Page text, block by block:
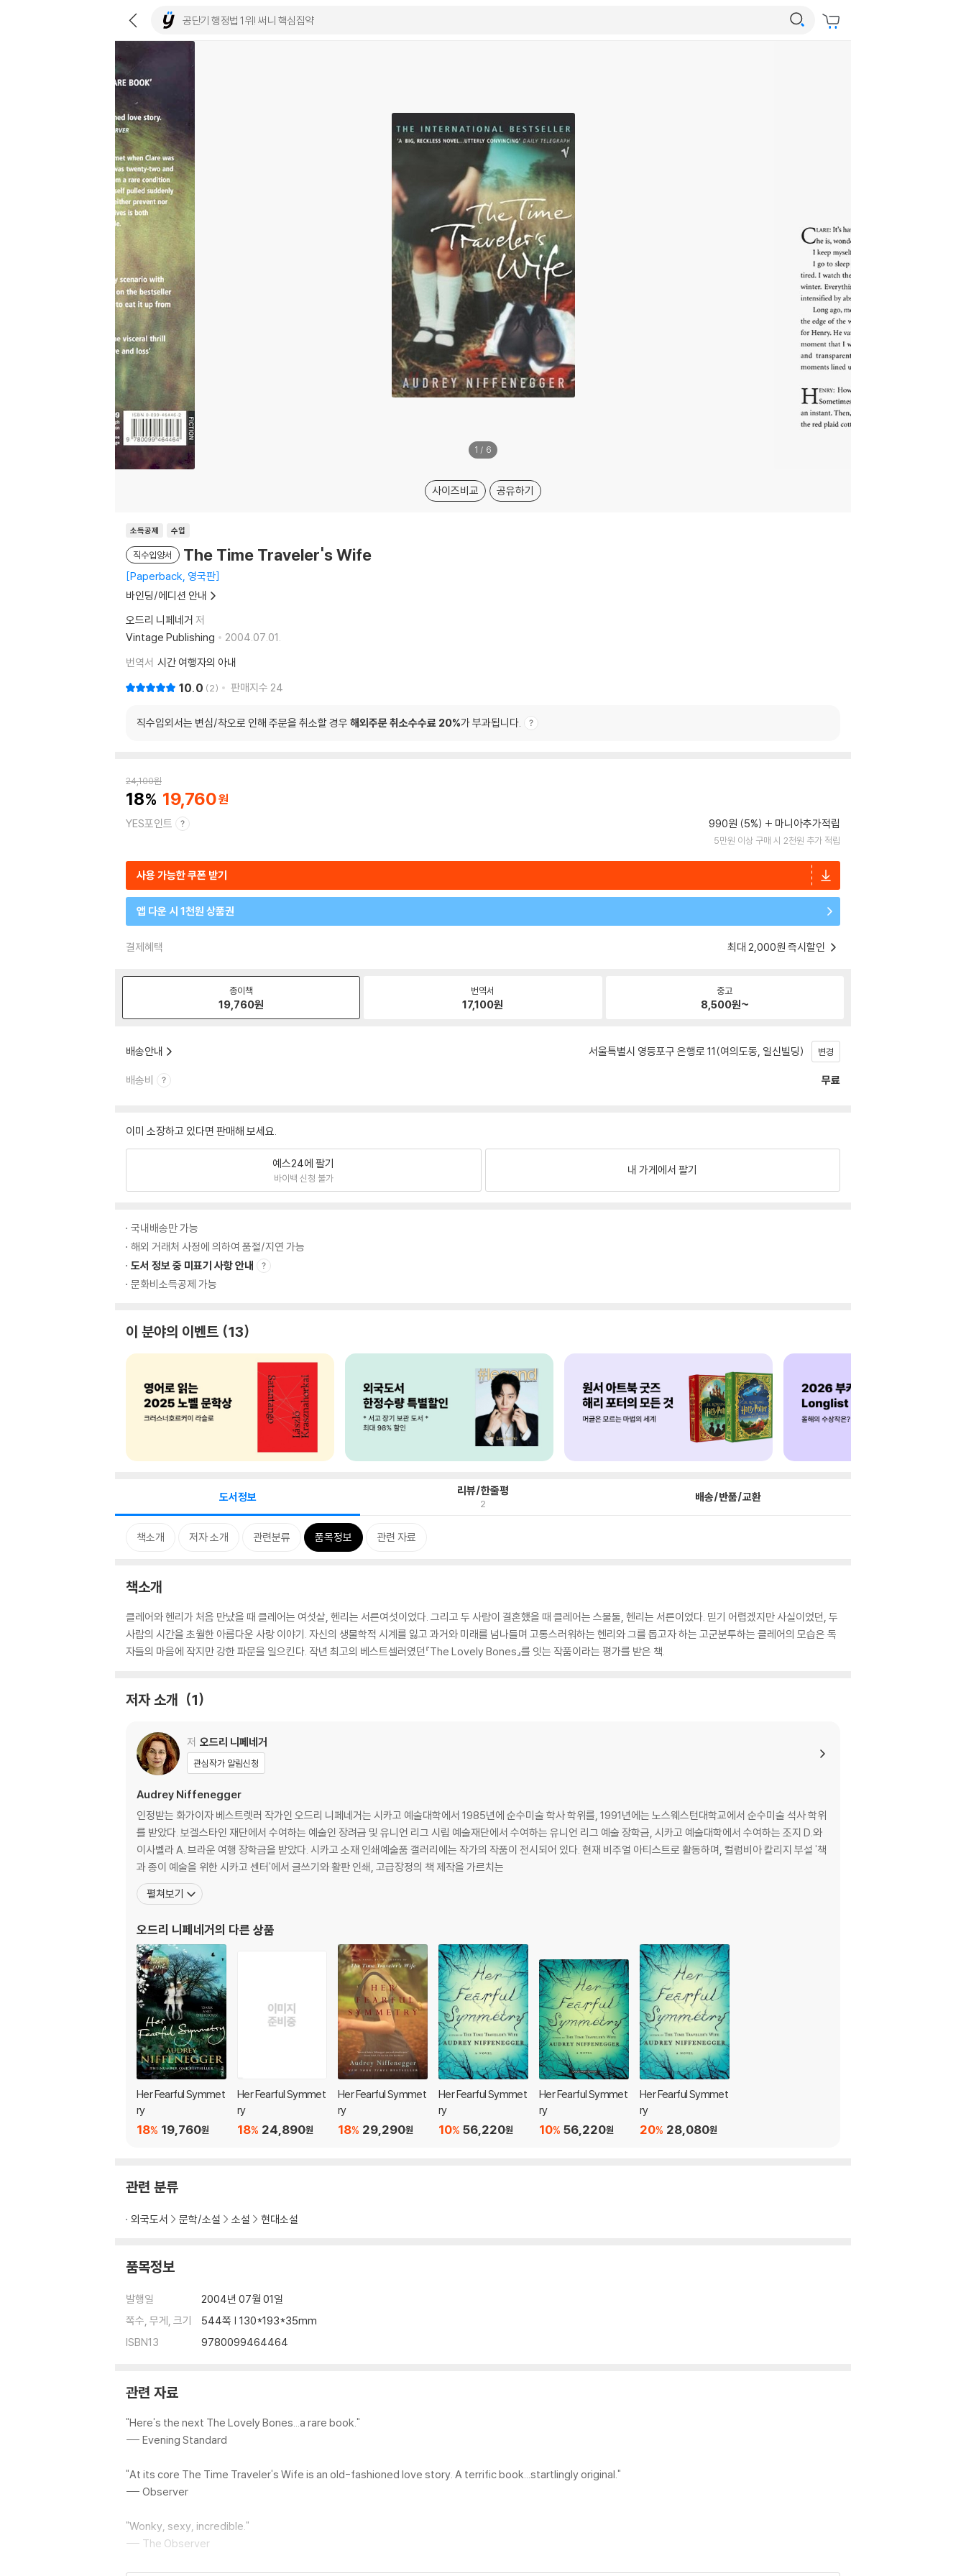
1 / 6
사이즈비교 공유하기
소득공제 수입
직수입양서 The Time Traveler's Wife
Paperback, 영국판
바인딩/에디션 안내
오드리 니페네거 저
Vintage Publishing
2004.07.01.
번역서 시간 여행자의 아내
10.0 2 판매지수 24
직수입외서는 변심/착오로 인해 주문을 취소할 경우 해외주문 취소수수료 20%가 부과됩니다.
24,100원
18 19,760
YES포인트 990원 (5%) 마니아추가적립
5만원 이상 구매 시 2천원 추가 적립
사용 가능한 쿠폰 받기
앱 다운 시 1천원 상품권
결제혜택 최대 2,000원 즉시할인
종이책
19,760원
번역서
17,100원
중고
8,500원~
배송안내 서울특별시 영등포구 은행로 11(여의도동, 일신빌딩) 변경
배송비 무료
이미 소장하고 있다면 판매해 보세요.
예스24에 팔기
바이백 신청 불가
내 가게에서 팔기
국내배송만 가능
해외 거래처 사정에 의하여 품절/지연 가능
도서 정보 중 미표기 사항 안내
문화비소득공제 가능
이 분야의 이벤트 13
도서정보 리뷰/한줄평
2 배송/반품/교환
책소개 저자 소개 관련분류 품목정보 관련 자료
책소개
클레어와 헨리가 처음 만났을 때 클레어는 여섯살, 헨리는 서른여섯이었다. 그리고 두 사람이 결혼했을 때 클레어는 스물둘, 헨리는 서른이었다. 믿기 어렵겠지만 사실이었던, 두
사람의 시간을 초월한 아름다운 사랑 이야기. 자신의 생물학적 시계를 잃고 과거와 미래를 넘나들며 고통스러워하는 헨리와 그를 돕고자 하는 고군분투하는 클레어의 모습은 독
자들의 마음에 작지만 강한 파문을 일으킨다. 작년 최고의 베스트셀러였던『The Lovely Bones』를 잇는 작품이라는 평가를 받은 책.
저자 소개 1
저 오드리 니페네거
관심작가 알림신청
Audrey Niffenegger
인정받는 화가이자 베스트렛러 작가인 오드리 니페네거는 시카고 예술대학에서 1985년에 순수미술 학사 학위를, 1991년에는 노스웨스턴대학교에서 순수미술 석사 학위
를 받았다. 보겔스타인 재단에서 수여하는 예술인 장려금 및 유니언 리그 시립 예술재단에서 수여하는 유니언 리그 예술 장학금, 시카고 예술대학에서 수여하는 조지 D.와
이사벨라 A. 브라운 여행 장학금을 받았다. 시카고 소재 인쇄예술품 갤러리에는 작가의 작품이 전시되어 있다. 현재 비주얼 아티스트로 활동하며, 컬럼비아 칼리지 부설 '책
과 종이 예술을 위한 시카고 센터'에서 글쓰기와 활판 인쇄, 고급장정의 책 제작을 가르치는
펼쳐보기
오드리 니페네거의 다른 상품
Her Fearful Symmet
ry
19,760원
18%
Her Fearful Symmet
ry
24,890원
18%
Her Fearful Symmet
ry
29,290원
18%
Her Fearful Symmet
ry
56,220원
10%
Her Fearful Symmet
ry
56,220원
10%
Her Fearful Symmet
ry
28,080원
20%
관련 분류
외국도서 문학/소설 소설 현대소설
품목정보
발행일
2004년 07월 01일
쪽수, 무게, 크기
544쪽 | 130*193*35mm
ISBN13
9780099464464
관련 자료
"Here's the next The Lovely Bones...a rare book."
--- Evening Standard
"At its core The Time Traveler's Wife is an old-fashioned love story. A terrific book...startlingly original."
--- Observer
"Wonky, sexy, incredible."
--- The Observer